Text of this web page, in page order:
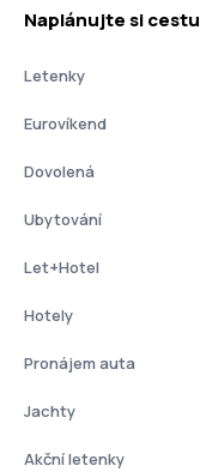
Naplánujte si cestu
Letenky
Eurovíkend
Dovolená
Ubytování
Let+Hotel
Hotely
Pronájem auta
Jachty
Akční letenky